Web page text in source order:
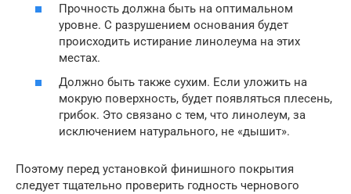
Прочность должна быть на оптимальном
уровне. С разрушением основания будет
происходить истирание линолеума на этих
местах.
Должно быть также сухим. Если уложить на
мокрую поверхность, будет появляться плесень,
грибок. Это связано с тем, что линолеум, за
исключением натурального, не «дышит».
Поэтому перед установкой финишного покрытия
следует тщательно проверить годность чернового